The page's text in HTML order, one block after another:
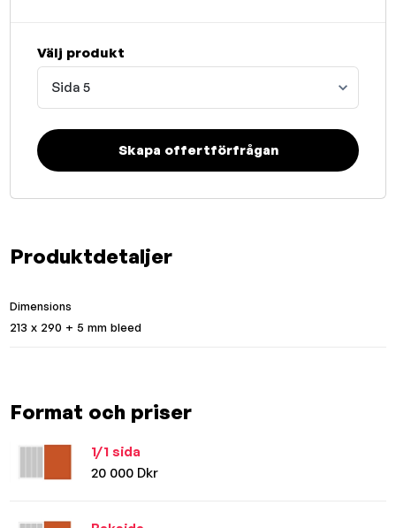
Produktdetaljer
Dimensions
213 x 290 + 5 mm bleed
Format och priser
1/1 sida
20 000 Dkr
Välj produkt
Sida 5
Skapa offertförfrågan